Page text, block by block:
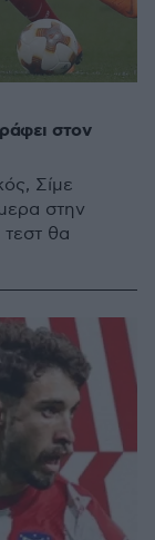
στον
Σίμε
στην
θα